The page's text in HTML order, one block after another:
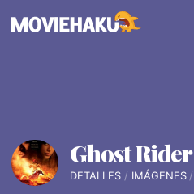
Ghost Rider
DETALLES IMÁGENES